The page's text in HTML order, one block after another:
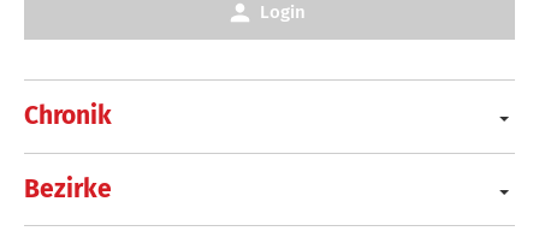
Chronik
Bezirke
Login